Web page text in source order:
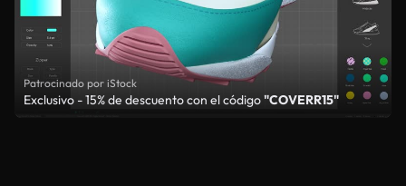
Patrocinado por iStock
Exclusivo - 15% de descuento con el código"COVERR15"